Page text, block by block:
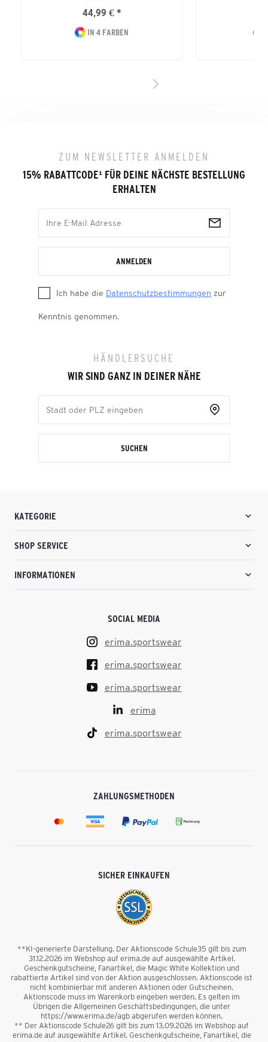
44,99 € *
IN 4 FARBEN
ZUM NEWSLETTER ANMELDEN
15% RABATTCODE¹ FÜR DEINE NÄCHSTE BESTELLUNG
ERHALTEN
ANMELDEN
Ich habe die Datenschutzbestimmungen zur
Kenntnis genommen.
HÄNDLERSUCHE
WIR SIND GANZ IN DEINER NÄHE
SUCHEN
KATEGORIE
SHOP SERVICE
INFORMATIONEN
SOCIAL MEDIA
erima.sportswear
erima.sportswear
erima.sportswear
erima
erima.sportswear
ZAHLUNGSMETHODEN
SICHER EINKAUFEN
**KI-generierte Darstellung. Der Aktionscode Schule35 gilt bis zum
31.12.2026 im Webshop auf erima.de auf ausgewählte Artikel.
Geschenkgutscheine, Fanartikel, die Magic White Kollektion und
rabattierte Artikel sind von der Aktion ausgeschlossen. Aktionscode ist
nicht kombinierbar mit anderen Aktionen oder Gutscheinen.
Aktionscode muss im Warenkorb eingeben werden. Es gelten im
Übrigen die Allgemeinen Geschäftsbedingungen, die unter
https://www.erima.de/agb abgerufen werden können.
** Der Aktionscode Schule26 gilt bis zum 13.09.2026 im Webshop auf
erima.de auf ausgewählte Artikel. Geschenkgutscheine, Fanartikel, die